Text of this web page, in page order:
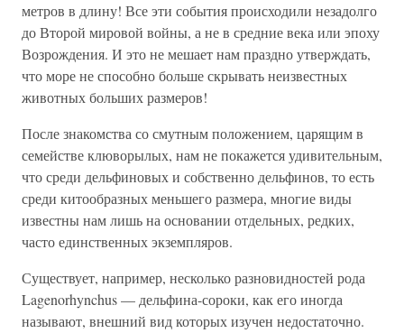
метров в длину! Все эти события происходили незадолго
до Второй мировой войны, а не в средние века или эпоху
Возрождения. И это не мешает нам праздно утверждать,
что море не способно больше скрывать неизвестных
животных больших размеров!
После знакомства со смутным положением, царящим в
семействе клюворылых, нам не покажется удивительным,
что среди дельфиновых и собственно дельфинов, то есть
среди китообразных меньшего размера, многие виды
известны нам лишь на основании отдельных, редких,
часто единственных экземпляров.
Существует, например, несколько разновидностей рода
Lagenorhynchus — дельфина-сороки, как его иногда
называют, внешний вид которых изучен недостаточно.